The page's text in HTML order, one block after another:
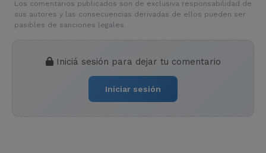
Los comentarios publicados son de exclusiva responsabilidad de
sus autores y las consecuencias derivadas de ellos pueden ser
pasibles de sanciones legales.
Iniciá sesión para dejar tu comentario
Iniciar sesión